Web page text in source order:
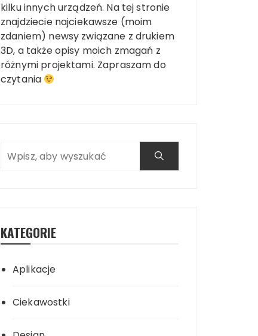
kilku innych urządzeń. Na tej stronie
znajdziecie najciekawsze (moim
zdaniem) newsy związane z drukiem
3D, a także opisy moich zmagań z
różnymi projektami. Zapraszam do
czytania
KATEGORIE
Aplikacje
Ciekawostki